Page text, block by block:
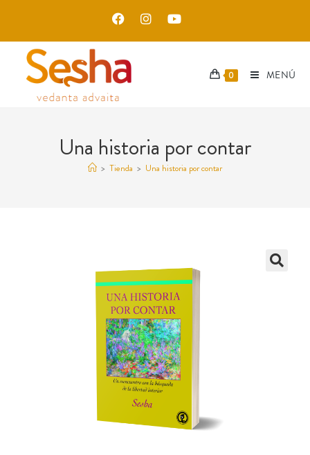
0 MENÚ
Una historia por contar
> Tienda > Una historia por contar